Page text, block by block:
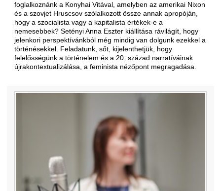
foglalkoznánk a Konyhai Vitával, amelyben az amerikai Nixon
és a szovjet Hruscsov szólalkozott össze annak apropóján,
hogy a szocialista vagy a kapitalista értékek-e a
nemesebbek? Setényi Anna Eszter kiállítása rávilágít, hogy
jelenkori perspektívánkból még mindig van dolgunk ezekkel a
történésekkel. Feladatunk, sőt, kijelenthetjük, hogy
felelősségünk a történelem és a 20. század narratíváinak
újrakontextualizálása, a feminista nézőpont megragadása.